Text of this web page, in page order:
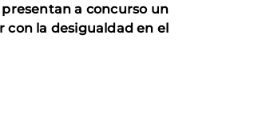
a concurso un
con la desigualdad en el